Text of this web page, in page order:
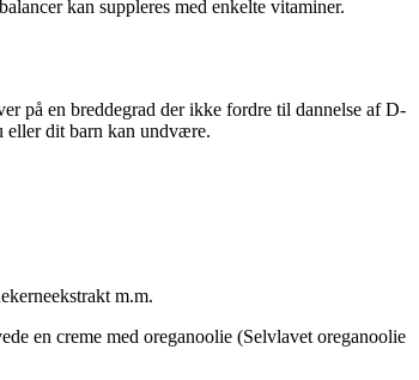
kan suppleres med enkelte vitaminer.
på en breddegrad der ikke fordre til dannelse af D-
eller dit barn kan undvære.
m.m.
en creme med oreganoolie (Selvlavet oreganoolie